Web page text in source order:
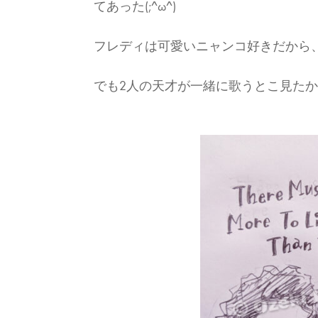
てあった(;^ω^)
フレディは可愛いニャンコ好きだから
でも2人の天才が一緒に歌うとこ見た